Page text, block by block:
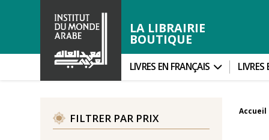
LA LIBRAIRIE
BOUTIQUE
LIVRES EN FRANÇAIS LIVRES
FILTRER PAR PRIX
Accueil